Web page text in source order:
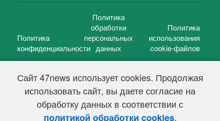
Сайт 47news использует cookies. Продолжая
использовать сайт, вы даете согласие на
обработку данных в соответствии с
политикой обработки cookies.
Политика
конфиденциальности
Политика
обработки
персональных
данных
Политика
использования
cookie-файлов
47 новостей (47 news)2005 — 2026 г.
Свидетельство о регистрации СМИ Эл № ФС 77-39848, выдано
Федеральной службой по надзору в сфере связи,